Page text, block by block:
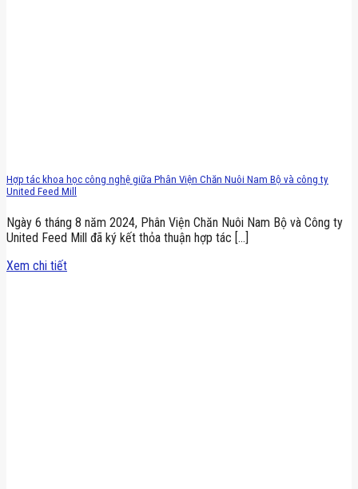
Hợp tác khoa học công nghệ giữa Phân Viện Chăn Nuôi Nam Bộ và công ty
United Feed Mill
Ngày 6 tháng 8 năm 2024, Phân Viện Chăn Nuôi Nam Bộ và Công ty
United Feed Mill đã ký kết thỏa thuận hợp tác [...]
Xem chi tiết